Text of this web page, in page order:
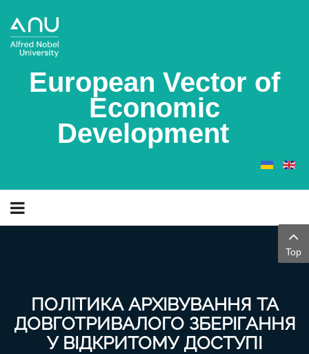
European Vector of
Economic
Development
ПОЛІТИКА АРХІВУВАННЯ ТА
ДОВГОТРИВАЛОГО ЗБЕРІГАННЯ
У ВІДКРИТОМУ ДОСТУПІ
Top